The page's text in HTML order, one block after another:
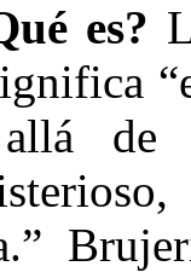
es?
de